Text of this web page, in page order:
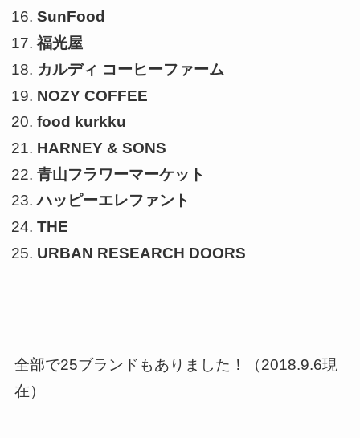
SunFood
福光屋
カルディ コーヒーファーム
NOZY COFFEE
food kurkku
HARNEY & SONS
青山フラワーマーケット
ハッピーエレファント
THE
URBAN RESEARCH DOORS
全部で25ブランドもありました！（2018.9.6現
在）